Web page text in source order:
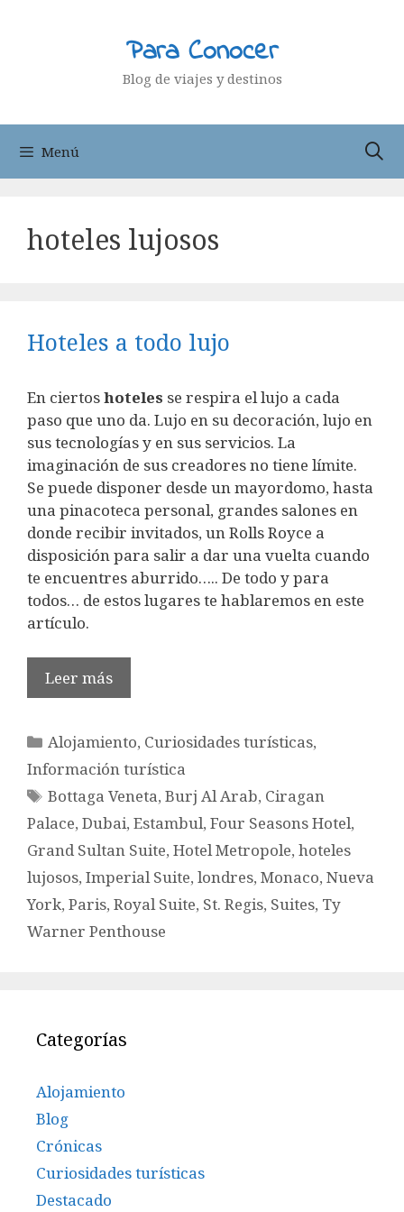
Para Conocer
Blog de viajes y destinos
Menú
hoteles lujosos
Hoteles a todo lujo
En ciertoshoteles se respira el lujo a cada
paso que uno da. Lujo en su decoración, lujo en
sus tecnologías y en sus servicios. La
imaginación de sus creadores no tiene límite.
Se puede disponer desde un mayordomo, hasta
una pinacoteca personal, grandes salones en
donde recibir invitados, un Rolls Royce a
disposición para salir a dar una vuelta cuando
te encuentres aburrido….. De todo y para
todos… de estos lugares te hablaremos en este
artículo.
Leer más
Categorías
Alojamiento, Curiosidades turísticas,
Información turística
Etiquetas
Bottaga Veneta,Burj Al Arab, Ciragan
Palace, Dubai, Estambul, Four Seasons Hotel,
Grand Sultan Suite, Hotel Metropole, hoteles
lujosos, Imperial Suite, londres, Monaco, Nueva
York, Paris, Royal Suite, St. Regis, Suites, Ty
Warner Penthouse
Categorías
Alojamiento
Blog
Crónicas
Curiosidades turísticas
Destacado